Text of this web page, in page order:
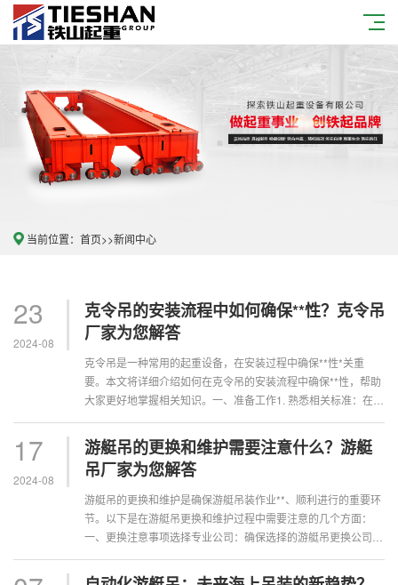
当前位置： 首页>>新闻中心
23
2024-08
克令吊的安装流程中如何确保**性？克令吊
厂家为您解答
克令吊是一种常用的起重设备，在安装过程中确保**性*关重
要。本文将详细介绍如何在克令吊的安装流程中确保**性，帮助
大家更好地掌握相关知识。一、准备工作1. 熟悉相关标准：在安
17
2024-08
游艇吊的更换和维护需要注意什么？游艇
吊厂家为您解答
游艇吊的更换和维护是确保游艇吊装作业**、顺利进行的重要环
节。以下是在游艇吊更换和维护过程中需要注意的几个方面：
一、更换注意事项选择专业公司：确保选择的游艇吊更换公司具